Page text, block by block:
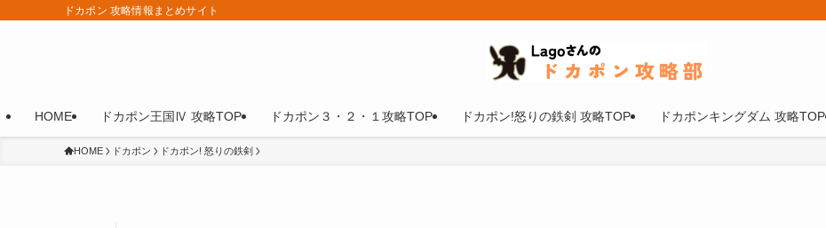
ドカポン 攻略情報まとめサイト
HOME ドカポン王国Ⅳ 攻略TOP ドカポン３・２・１攻略TOP ドカポン!怒りの鉄剣 攻略TOP ドカポンキングダム 攻略TOP
HOME ドカポン ドカポン! 怒りの鉄剣